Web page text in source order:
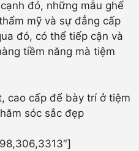
đó, những mẫu ghế
mỹ và sự đẳng cấp
đó, có thể tiếp cận và
tiềm năng mà tiệm
cao cấp để bày trí ở tiệm
sóc sắc đẹp